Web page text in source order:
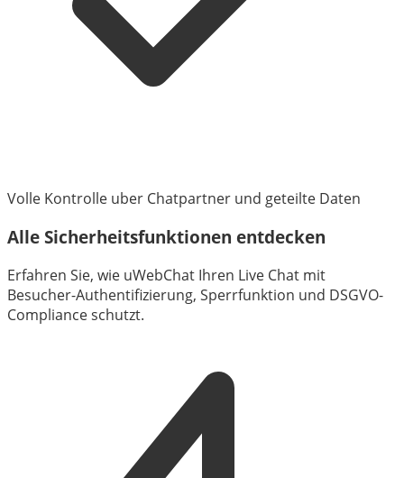
Volle Kontrolle uber Chatpartner und geteilte Daten
Alle Sicherheitsfunktionen entdecken
Erfahren Sie, wie uWebChat Ihren Live Chat mit
Besucher-Authentifizierung, Sperrfunktion und DSGVO-
Compliance schutzt.